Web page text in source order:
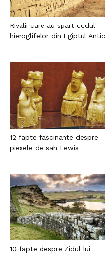
Rivalii care au spart codul
hieroglifelor din Egiptul Antic
12 fapte fascinante despre
piesele de sah Lewis
10 fapte despre Zidul lui